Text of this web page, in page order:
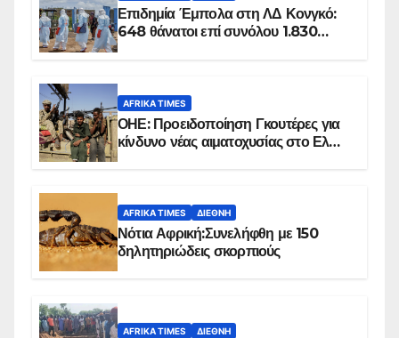
Επιδημία Έμπολα στη ΛΔ Κονγκό:
648 θάνατοι επί συνόλου 1.830
AFRIKA TIMES
ΟΗΕ: Προειδοποίηση Γκουτέρες για
κίνδυνο νέας αιματοχυσίας στο Ελ
AFRIKA TIMES ΔΙΕΘΝΉ
Νότια Αφρική:Συνελήφθη με 150
δηλητηριώδεις σκορπιούς
AFRIKA TIMES ΔΙΕΘΝΉ